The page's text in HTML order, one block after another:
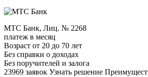
МТС Банк, Лиц. № 2268
платеж в месяц
Возраст от 20 до 70 лет
Без справки о доходах
Без поручителей и залога
23969 заявок Узнать решение